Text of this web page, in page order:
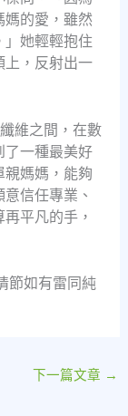
媽的愛，雖然
」她輕輕抱住
上，反射出一
維之間，在數
了一種最美好
親媽媽，能夠
信任專業、
平凡的手，
節如有雷同純
下一篇文章 →